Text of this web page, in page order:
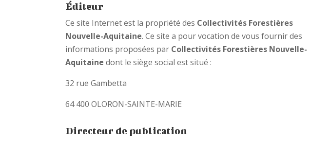
Éditeur
Ce site Internet est la propriété des Collectivités Forestières
Nouvelle-Aquitaine. Ce site a pour vocation de vous fournir des
informations proposées par Collectivités Forestières Nouvelle-
Aquitaine dont le siège social est situé :
32 rue Gambetta
64 400 OLORON-SAINTE-MARIE
Directeur de publication